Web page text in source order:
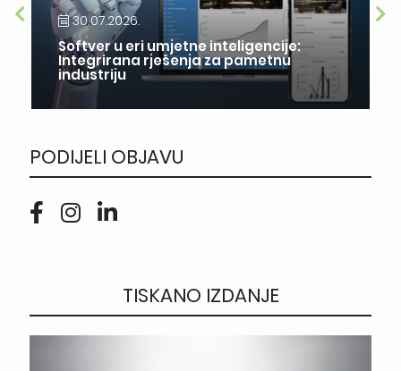
30.07.2026.
Softver u eri umjetne inteligencije:
Integrirana rješenja za pametnu
industriju
PODIJELI OBJAVU
TISKANO IZDANJE